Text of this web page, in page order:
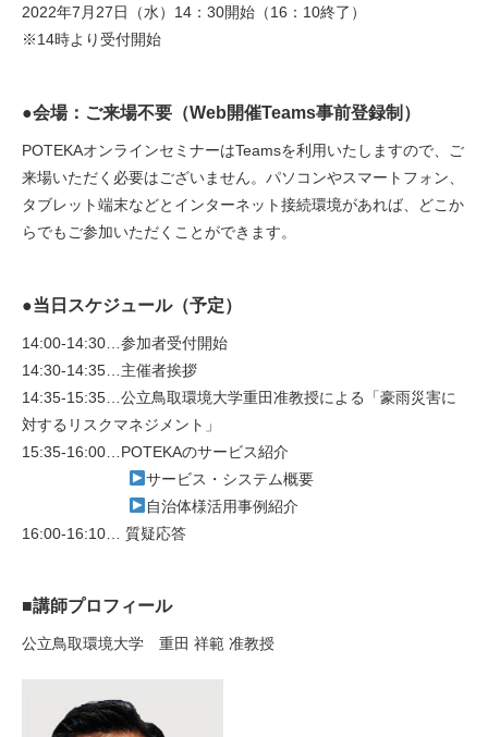
2022年7月27日（水）14：30開始（16：10終了）
※14時より受付開始
●会場：ご来場不要（Web開催Teams事前登録制）
POTEKAオンラインセミナーはTeamsを利用いたしますので、ご
来場いただく必要はございません。パソコンやスマートフォン、
タブレット端末などとインターネット接続環境があれば、どこか
らでもご参加いただくことができます。
●当日スケジュール（予定）
14:00-14:30…参加者受付開始
14:30-14:35…主催者挨拶
14:35-15:35…公立鳥取環境大学重田准教授による「豪雨災害に
対するリスクマネジメント」
15:35-16:00…POTEKAのサービス紹介
サービス・システム概要
自治体様活用事例紹介
16:00-16:10… 質疑応答
■講師プロフィール
公立鳥取環境大学 重田 祥範 准教授